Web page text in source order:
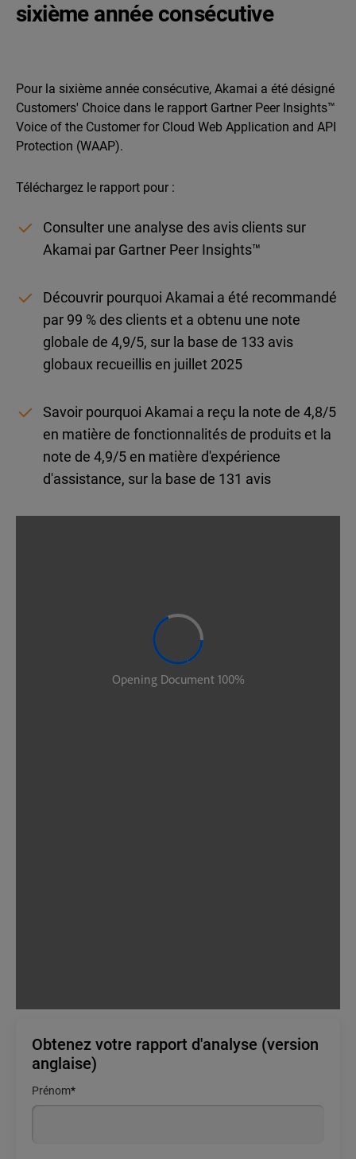
sixième année consécutive
Pour la sixième année consécutive, Akamai a été désigné
Customers' Choice dans le rapport Gartner Peer Insights™
Voice of the Customer for Cloud Web Application and API
Protection (WAAP).
Téléchargez le rapport pour :
Consulter une analyse des avis clients sur
Akamai par Gartner Peer Insights™
Découvrir pourquoi Akamai a été recommandé
par 99 % des clients et a obtenu une note
globale de 4,9/5, sur la base de 133 avis
globaux recueillis en juillet 2025
Savoir pourquoi Akamai a reçu la note de 4,8/5
en matière de fonctionnalités de produits et la
note de 4,9/5 en matière d'expérience
d'assistance, sur la base de 131 avis
Obtenez votre rapport d'analyse (version
anglaise)
*
Prénom